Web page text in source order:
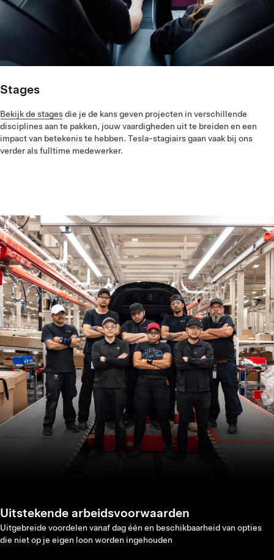
Bekijk de stagesdie je de kans geven projecten in verschillende
disciplines aan te pakken, jouw vaardigheden uit te breiden en een
impact van betekenis te hebben. Tesla-stagiairs gaan vaak bij ons
verder als fulltime medewerker.
Stages
Uitstekende arbeidsvoorwaarden
Uitgebreide voordelen vanaf dag één en beschikbaarheid van opties
die niet op je eigen loon worden ingehouden